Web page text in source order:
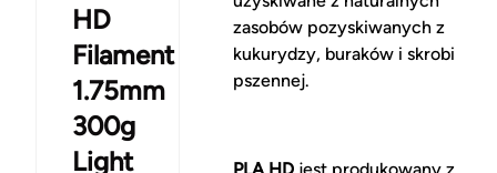
HD
Filament
1.75mm
300g
Light
zasobów pozyskiwanych z
kukurydzy, buraków i skrobi
pszennej.